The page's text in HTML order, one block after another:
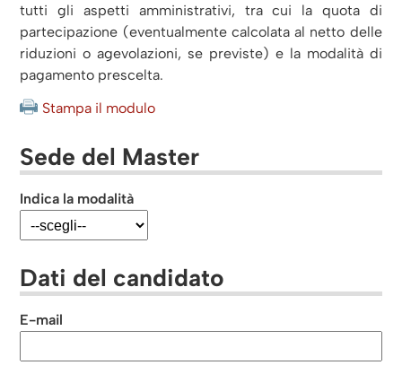
tutti gli aspetti amministrativi, tra cui la quota di
partecipazione (eventualmente calcolata al netto delle
riduzioni o agevolazioni, se previste) e la modalità di
pagamento prescelta.
Stampa il modulo
Sede del Master
Indica la modalità
Dati del candidato
E-mail